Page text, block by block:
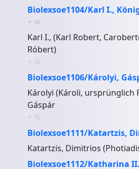
Biolexsoe1104/Karl I.,
+
Karl I., (Karl Robert,
Róbert)
+
Biolexsoe1106/Károlyi,
Károlyi (Károli, ursprünglich
Gáspár
+
Biolexsoe1111/Katartzis,
Katartzis, Dimitrios
Biolexsoe1112/Katharina